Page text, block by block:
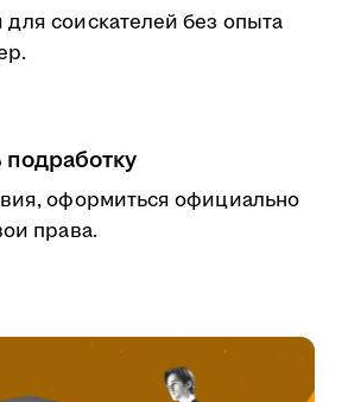
соискателей без опыта
оформиться официально
права.